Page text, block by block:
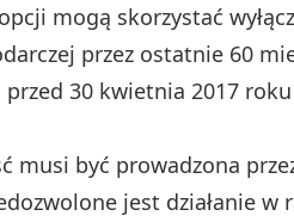
mogą skorzystać
przez ostatnie 60
30 kwietnia 2017
musi być prowadzona
jest działanie w